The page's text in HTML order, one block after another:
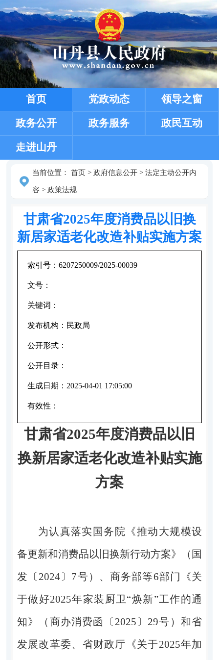
首页 党政动态 领导之窗
政务公开 政务服务 政民互动
走进山丹
当前位置： 首页> 政府信息公开> 法定主动公开内
容 > 政策法规
甘肃省2025年度消费品以旧换
新居家适老化改造补贴实施方案
索引号： 6207250009/2025-00039
文号：
关键词：
发布机构： 民政局
公开形式：
公开目录：
生成日期： 2025-04-01 17:05:00
有效性：
甘肃省2025年度消费品以旧
换新居家适老化改造补贴实施
方案
为认真落实国务院《推动大规模设
备更新和消费品以旧换新行动方案》（国
发〔 2024〕 7号）、商务部等6部门《关
于做好2025年家装厨卫“焕新”工作的通
知》（商办消费函〔 2025 〕 29号）和省
发展改革委、省财政厅《关于2025年加